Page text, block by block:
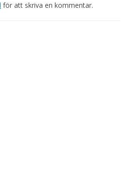
för att skriva en kommentar.